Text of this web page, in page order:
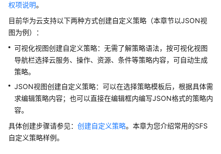
公
告
品
介
绍
计
费
说
明
权项说明。
目前华为云支持以下两种方式创建自定义策略（本章节以JSON视
图为例）：
可视化视图创建自定义策略：无需了解策略语法，按可视化视图
导航栏选择云服务、操作、资源、条件等策略内容，可自动生成
策略。
JSON视图创建自定义策略：可以在选择策略模板后，根据具体需
求编辑策略内容；也可以直接在编辑框内编写JSON格式的策略内
容。
具体创建步骤请参见： 创建自定义策略。本章为您介绍常用的SFS
自定义策略样例。